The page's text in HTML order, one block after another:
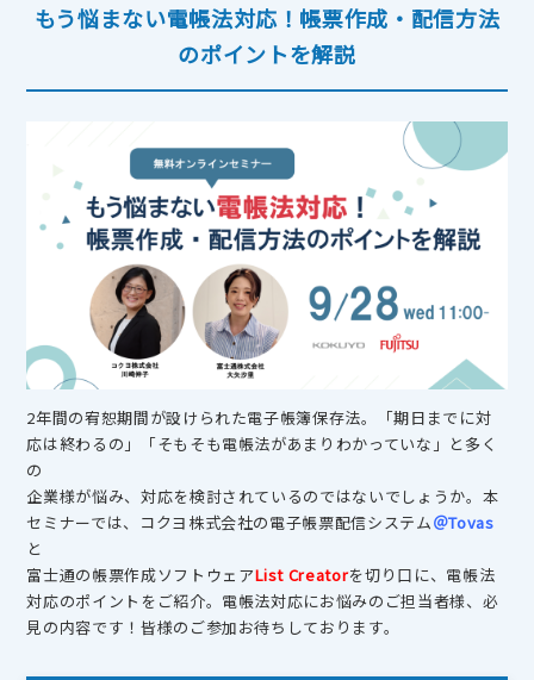
もう悩まない電帳法対応！帳票作成・配信方法
のポイントを解説
2年間の宥恕期間が設けられた電子帳簿保存法。「期日までに対
応は終わるの」「そもそも電帳法があまりわかっていな」と多く
の
企業様が悩み、対応を検討されているのではないでしょうか。本
セミナーでは、コクヨ株式会社の電子帳票配信システム＠Tovas
と
富士通の帳票作成ソフトウェアList Creatorを切り口に、電帳法
対応のポイントをご紹介。電帳法対応にお悩みのご担当者様、必
見の内容です！皆様のご参加お待ちしております。